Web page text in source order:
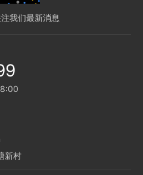
我们最新消息
新村